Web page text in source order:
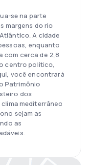
se na parte
margens do rio
A cidade
enquanto
com cerca de 2,8
centro político,
você encontrará
Patrimônio
dos
clima mediterrâneo
sejam as
as